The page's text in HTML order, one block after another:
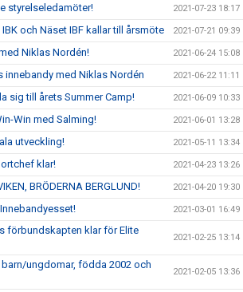
styrelseledamöter! 2021-07-23 18:17
och Näset IBF kallar till årsmöte 2021-07-21 09:39
Niklas Nordén! 2021-06-24 15:08
innebandy med Niklas Nordén 2021-06-22 11:11
sig till årets Summer Camp! 2021-06-09 10:33
Win med Salming! 2021-06-01 13:28
utveckling! 2021-05-11 13:34
klar! 2021-04-23 13:26
BRÖDERNA BERGLUND! 2021-04-20 19:30
2021-03-01 16:49
förbundskapten klar för Elite
2021-02-25 13:14
ungdomar, födda 2002 och
2021-02-05 13:36